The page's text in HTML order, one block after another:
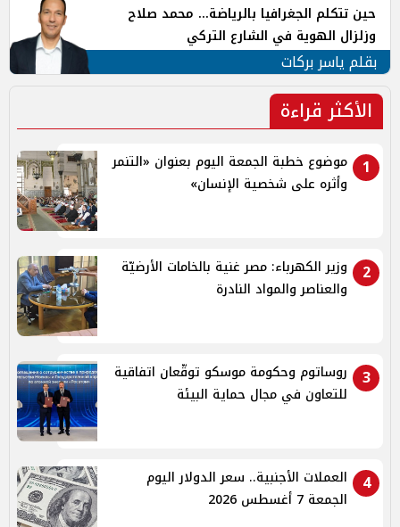
حين تتكلم الجغرافيا بالرياضة... محمد صلاح
وزلزال الهوية في الشارع التركي
بقلم ياسر بركات
الأكثر قراءة
1
موضوع خطبة الجمعة اليوم بعنوان «التنمر
وأثره على شخصية الإنسان»
2
وزير الكهرباء: مصر غنية بالخامات الأرضيّة
والعناصر والمواد النادرة
3
روساتوم وحكومة موسكو توقّعان اتفاقية
للتعاون في مجال حماية البيئة
4
العملات الأجنبية.. سعر الدولار اليوم
الجمعة 7 أغسطس 2026